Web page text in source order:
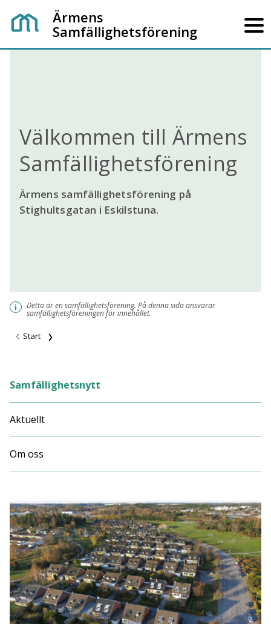
Ärmens
Samfällighetsförening
Välkommen till Ärmens
Samfällighetsförening
Ärmens samfällighetsförening på
Stighultsgatan i Eskilstuna.
i Detta är en samfällighetsförening. På denna sida ansvarar
samfällighetsföreningen för innehållet.
Start
Samfällighetsnytt
Aktuellt
Om oss